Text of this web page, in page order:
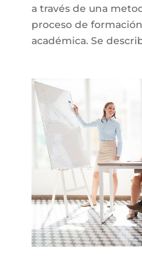
a través de una
proceso de
académica. Se